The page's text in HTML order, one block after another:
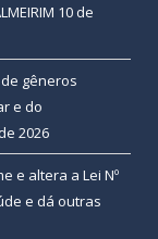
10 de
gêneros
e do
2026
e altera a Lei Nº
e dá outras